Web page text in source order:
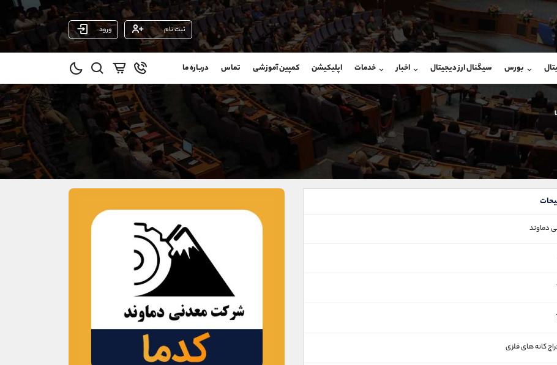
ثبت نام ورود
بورس سیگنال ارز دیجیتال اخبار خدمات اپلیکیشن کمپین آموزشی تماس درباره ما
دماوند
کانه های فلزی
شروع گفتگو
@Armteam_admin_por
107
شروع گفتگو
@Armteam_admin_33
داخلی 118
(فائزه تهرانی)
09101364784
واتساپ شروع گفتگو
تلگرام @Armteam_admin_104
021-22021030
90001030
@alireza.mehrabii
@alirezamehrabi_com
@alirezamehrabi_official